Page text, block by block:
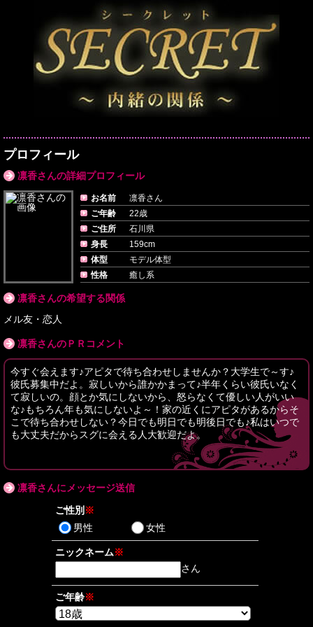
プロフィール
凛香さんの詳細プロフィール
お名前
凛香さん
ご年齢
22歳
ご住所
石川県
身長
159cm
体型
モデル体型
性格
癒し系
凛香さんの希望する関係
メル友・恋人
凛香さんのＰＲコメント
今すぐ会えます♪アピタで待ち合わせしませんか？大学生で～す♪
彼氏募集中だよ。寂しいから誰かかまって♪半年くらい彼氏いなく
て寂しいの。顔とか気にしないから、怒らなくて優しい人がいい
な♪もちろん年も気にしないよ～！家の近くにアピタがあるからそ
こで待ち合わせしない？今日でも明日でも明後日でも♪私はいつで
も大丈夫だからスグに会える人大歓迎だよ。
凛香さんにメッセージ送信